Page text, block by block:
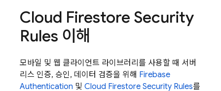
Cloud Firestore Security
Rules 이해
모바일 및 웹 클라이언트 라이브러리를 사용할 때 서버
리스 인증, 승인, 데이터 검증을 위해 Firebase
Authentication 및 Cloud Firestore Security Rules를